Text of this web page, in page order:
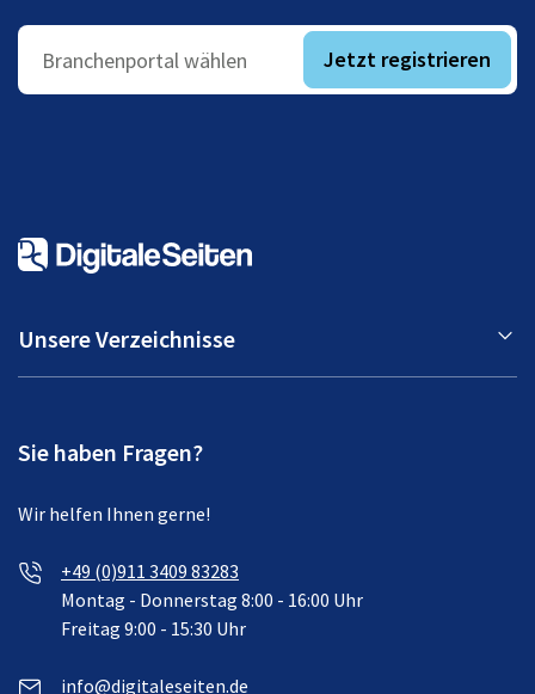
Branchenportal wählen Jetzt registrieren
Unsere Verzeichnisse
Sie haben Fragen?
Wir helfen Ihnen gerne!
+49 (0)911 3409 83283
Montag - Donnerstag 8:00 - 16:00 Uhr
Freitag 9:00 - 15:30 Uhr
info@digitaleseiten.de